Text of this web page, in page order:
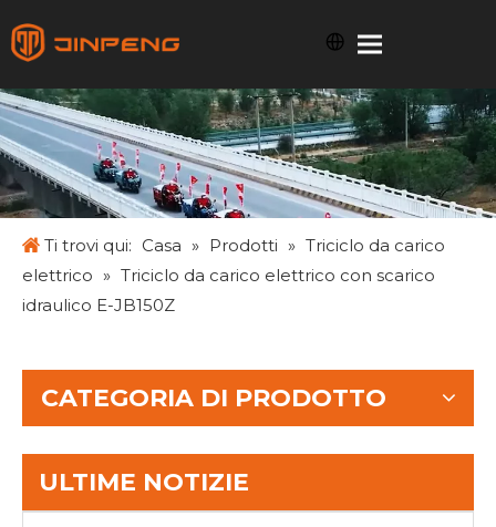
Ti trovi qui: Casa » Prodotti » Triciclo da carico
elettrico » Triciclo da carico elettrico con scarico
idraulico E-JB150Z
CATEGORIA DI PRODOTTO
ULTIME NOTIZIE